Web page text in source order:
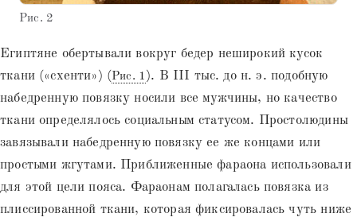
Рис. 2
Египтяне обертывали вокруг бедер неширокий кусок
ткани («схенти») (Рис. 1 ). В III тыс. до н. э. подобную
набедренную повязку носили все мужчины, но качество
ткани определялось социальным статусом. Простолюдины
завязывали набедренную повязку ее же концами или
простыми жгутами. Приближенные фараона использовали
для этой цели пояса. Фараонам полагалась повязка из
плиссированной ткани, которая фиксировалась чуть ниже